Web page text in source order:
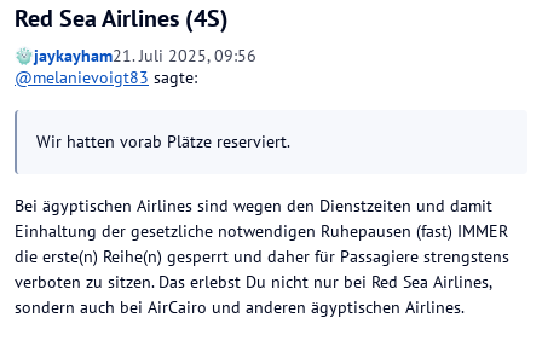
Red Sea Airlines (4S)
jaykayham21. Juli 2025, 09:56
@melanievoigt83 sagte:
Wir hatten vorab Plätze reserviert.
Bei ägyptischen Airlines sind wegen den Dienstzeiten und damit
Einhaltung der gesetzliche notwendigen Ruhepausen (fast) IMMER
die erste(n) Reihe(n) gesperrt und daher für Passagiere strengstens
verboten zu sitzen. Das erlebst Du nicht nur bei Red Sea Airlines,
sondern auch bei AirCairo und anderen ägyptischen Airlines.